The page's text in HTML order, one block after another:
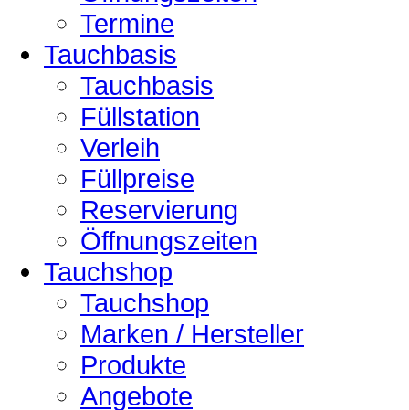
Termine
Tauchbasis
Tauchbasis
Füllstation
Verleih
Füllpreise
Reservierung
Öffnungszeiten
Tauchshop
Tauchshop
Marken / Hersteller
Produkte
Angebote